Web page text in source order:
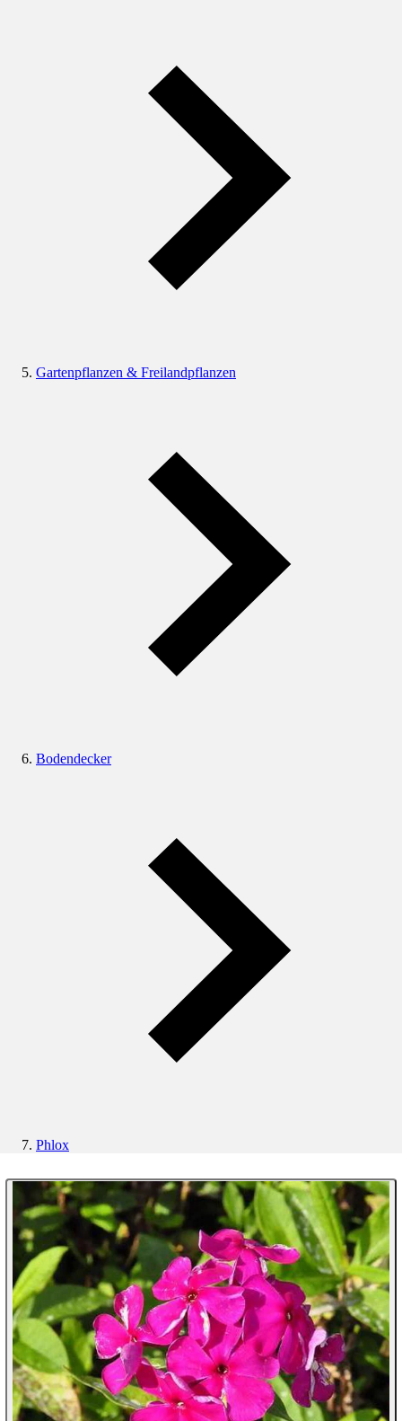
Gartenpflanzen & Freilandpflanzen
Bodendecker
Phlox